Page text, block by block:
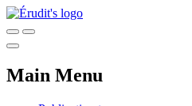
Main Menu